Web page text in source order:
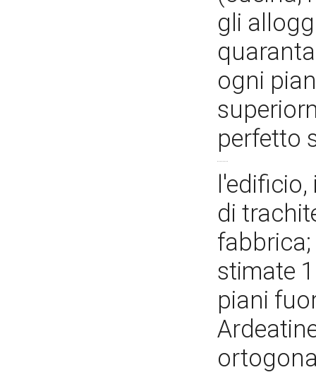
gli
ogni
perfetto
di
stimate
piani